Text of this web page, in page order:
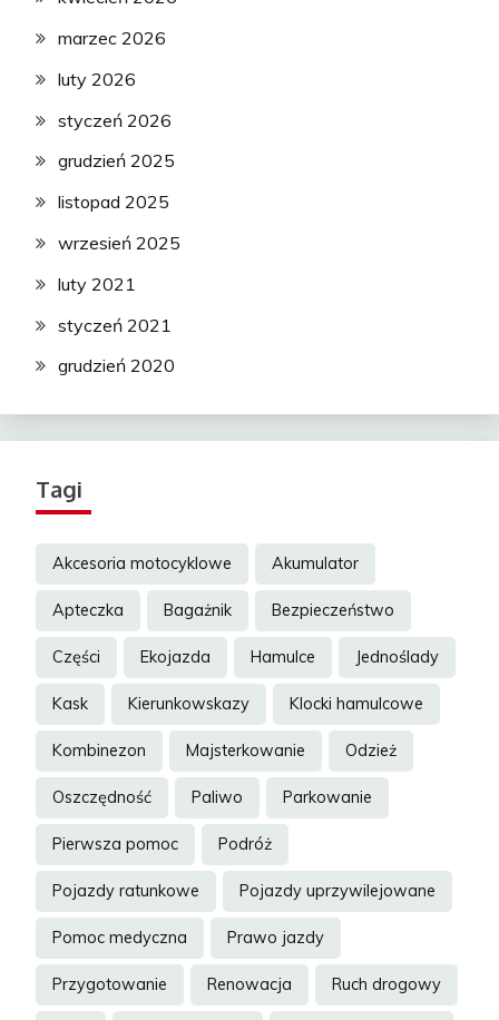
marzec 2026
luty 2026
styczeń 2026
grudzień 2025
listopad 2025
wrzesień 2025
luty 2021
styczeń 2021
grudzień 2020
Tagi
Akcesoria motocyklowe Akumulator
Apteczka Bagażnik Bezpieczeństwo
Części Ekojazda Hamulce Jednoślady
Kask Kierunkowskazy Klocki hamulcowe
Kombinezon Majsterkowanie Odzież
Oszczędność Paliwo Parkowanie
Pierwsza pomoc Podróż
Pojazdy ratunkowe Pojazdy uprzywilejowane
Pomoc medyczna Prawo jazdy
Przygotowanie Renowacja Ruch drogowy